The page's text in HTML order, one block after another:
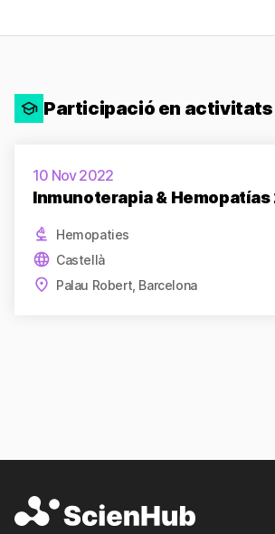
Participació en activitats
10 Nov 2022
Inmunoterapia & Hemopatías
Hemopaties
Castellà
Palau Robert, Barcelona